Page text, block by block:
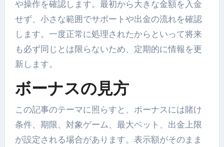
や操作を確認します。最初から大きな金額を入金
せず、小さな範囲でサポートや出金の流れを確認
します。一度正常に処理されたからといって将来
も必ず同じとは限らないため、定期的に情報を更
新します。
ボーナスの見方
この記事のテーマに照らすと、ボーナスには賭け
条件、期限、対象ゲーム、最大ベット、出金上限
が設定される場合があります。表示額がそのまま